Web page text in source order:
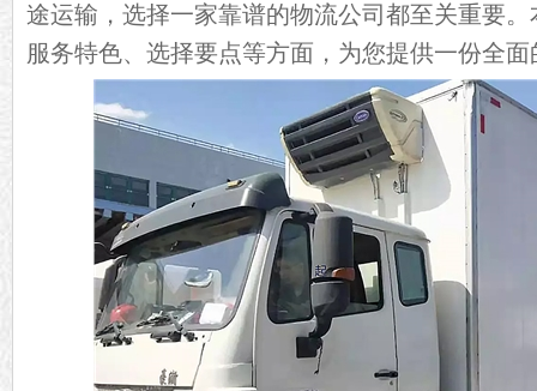
途运输，选择一家靠谱的物流公司都至关重要
服务特色、选择要点等方面，为您提供一份全